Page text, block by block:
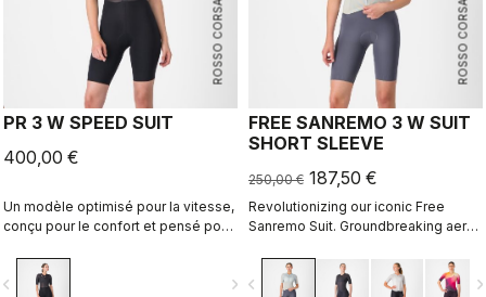
ROSSO CORSA
PR 3 W SPEED SUIT
400,00 €
Un modèle optimisé pour la vitesse,
conçu pour le confort et pensé pour
record personnel.
navigate_next
ROSSO CORSA
FREE SANREMO 3 W SUIT
SHORT SLEEVE
250,00 € 187,50 €
Revolutionizing our iconic Free
Sanremo Suit. Groundbreaking aero
engineered ribbed fabric on the
sleeves.
navigate_before